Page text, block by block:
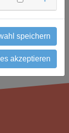
speichern
akzeptieren